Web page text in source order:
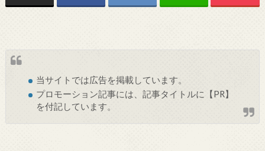
当サイトでは広告を掲載しています。
プロモーション記事には、記事タイトルに【PR】
を付記しています。